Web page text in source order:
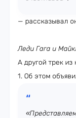
— рассказывал
Леди Гага и
А другой трек
1. Об этом